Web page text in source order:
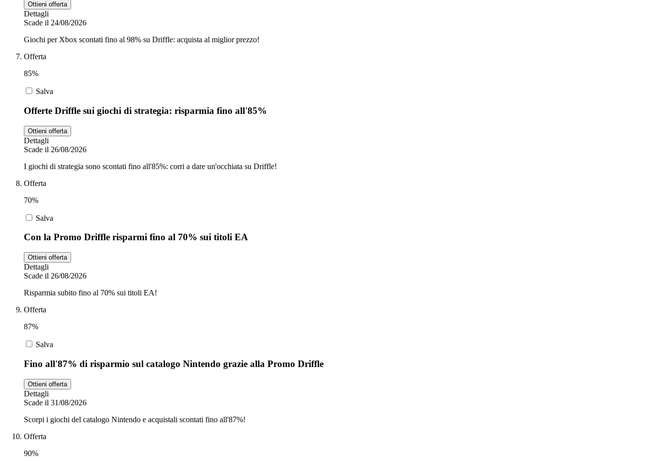
Ottieni offerta
Dettagli
Scade il 24/08/2026
Giochi per Xbox scontati fino al 98% su Driffle: acquista al miglior prezzo!
Offerta
85%
Salva
Offerte Driffle sui giochi di strategia: risparmia fino all'85%
Ottieni offerta
Dettagli
Scade il 26/08/2026
I giochi di strategia sono scontati fino all'85%: corri a dare un'occhiata su Driffle!
Offerta
70%
Salva
Con la Promo Driffle risparmi fino al 70% sui titoli EA
Ottieni offerta
Dettagli
Scade il 26/08/2026
Risparmia subito fino al 70% sui titoli EA!
Offerta
87%
Salva
Fino all'87% di risparmio sul catalogo Nintendo grazie alla Promo Driffle
Ottieni offerta
Dettagli
Scade il 31/08/2026
Scorpi i giochi del catalogo Nintendo e acquistali scontati fino all'87%!
Offerta
90%